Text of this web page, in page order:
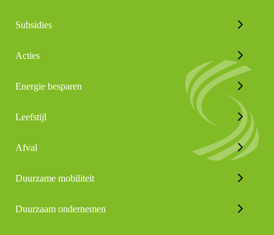
Subsidies
Acties
Energie besparen
Leefstijl
Afval
Duurzame mobiliteit
Duurzaam ondernemen